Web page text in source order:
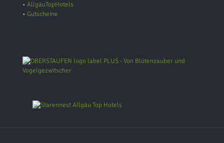
• AllgäuTopHotels
• Gutscheine